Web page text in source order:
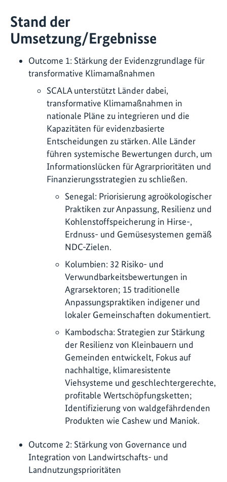
Stand der
Umsetzung/Ergebnisse
Outcome 1: Stärkung der Evidenzgrundlage für
transformative Klimamaßnahmen
SCALA unterstützt Länder dabei,
transformative Klimamaßnahmen in
nationale Pläne zu integrieren und die
Kapazitäten für evidenzbasierte
Entscheidungen zu stärken. Alle Länder
führen systemische Bewertungen durch, um
Informationslücken für Agrarprioritäten und
Finanzierungsstrategien zu schließen.
Senegal: Priorisierung agroökologischer
Praktiken zur Anpassung, Resilienz und
Kohlenstoffspeicherung in Hirse-,
Erdnuss- und Gemüsesystemen gemäß
NDC-Zielen.
Kolumbien: 32 Risiko- und
Verwundbarkeitsbewertungen in
Agrarsektoren; 15 traditionelle
Anpassungspraktiken indigener und
lokaler Gemeinschaften dokumentiert.
Kambodscha: Strategien zur Stärkung
der Resilienz von Kleinbauern und
Gemeinden entwickelt, Fokus auf
nachhaltige, klimaresistente
Viehsysteme und geschlechtergerechte,
profitable Wertschöpfungsketten;
Identifizierung von waldgefährdenden
Produkten wie Cashew und Maniok.
Outcome 2: Stärkung von Governance und
Integration von Landwirtschafts- und
Landnutzungsprioritäten